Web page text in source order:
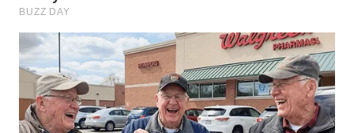
SEMARANG
WN
SOLO